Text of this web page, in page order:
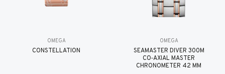
OMEGA
CONSTELLATION
OMEGA
SEAMASTER DIVER 300M
CO‑AXIAL MASTER
CHRONOMETER 42 MM